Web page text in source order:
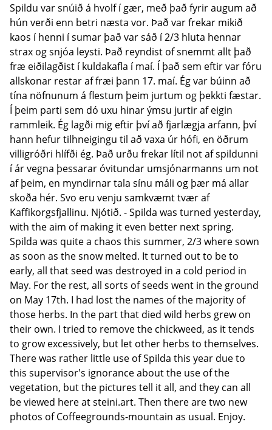
Spildu var snúið á hvolf í gær, með það fyrir augum að
hún verði enn betri næsta vor. Það var frekar mikið
kaos í henni í sumar það var sáð í 2/3 hluta hennar
strax og snjóa leysti. Það reyndist of snemmt allt það
fræ eiðilagðist í kuldakafla í maí. Í það sem eftir var fóru
allskonar restar af fræi þann 17. maí. Ég var búinn að
tína nöfnunum á flestum þeim jurtum og þekkti fæstar.
Í þeim parti sem dó uxu hinar ýmsu jurtir af eigin
rammleik. Ég lagði mig eftir því að fjarlægja arfann, því
hann hefur tilhneigingu til að vaxa úr hófi, en öðrum
villigróðri hlífði ég. Það urðu frekar lítil not af spildunni
í ár vegna þessarar óvitundar umsjónarmanns um not
af þeim, en myndirnar tala sínu máli og þær má allar
skoða hér. Svo eru venju samkvæmt tvær af
Kaffikorgsfjallinu. Njótið. - Spilda was turned yesterday,
with the aim of making it even better next spring.
Spilda was quite a chaos this summer, 2/3 where sown
as soon as the snow melted. It turned out to be to
early, all that seed was destroyed in a cold period in
May. For the rest, all sorts of seeds went in the ground
on May 17th. I had lost the names of the majority of
those herbs. In the part that died wild herbs grew on
their own. I tried to remove the chickweed, as it tends
to grow excessively, but let other herbs to themselves.
There was rather little use of Spilda this year due to
this supervisor's ignorance about the use of the
vegetation, but the pictures tell it all, and they can all
be viewed here at steini.art. Then there are two new
photos of Coffeegrounds-mountain as usual. Enjoy.